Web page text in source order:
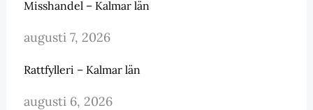
Misshandel – Kalmar län
augusti 7, 2026
Rattfylleri – Kalmar län
augusti 6, 2026